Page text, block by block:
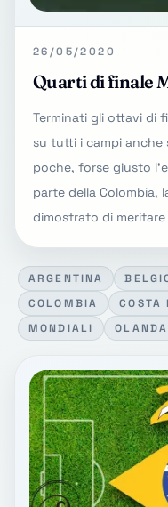
26/05/2020
Quarti di finale
Terminati gli ottavi di
su tutti i campi anche
poche, forse giusto
parte della Colombia,
dimostrato di
ARGENTINA
COLOMBIA
COSTA
MONDIALI
OLANDA